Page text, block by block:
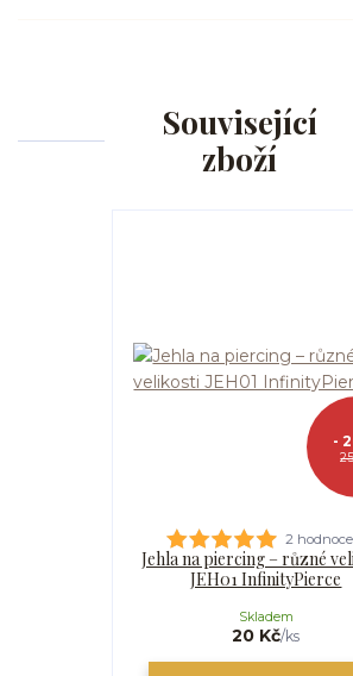
Související
zboží
-
2
Jehla na piercing – různé
JEH01 InfinityPierce
20 Kč/ks
Skladem